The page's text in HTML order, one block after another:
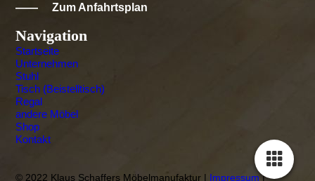
——Zum Anfahrtsplan
Navigation
Startseite
Unternehmen
Stuhl
Tisch (Beistelltisch)
Regal
andere Möbel
Shop
Kontakt
© 2022 Klaus Schaffers Möbelmanufaktur | Impressum|